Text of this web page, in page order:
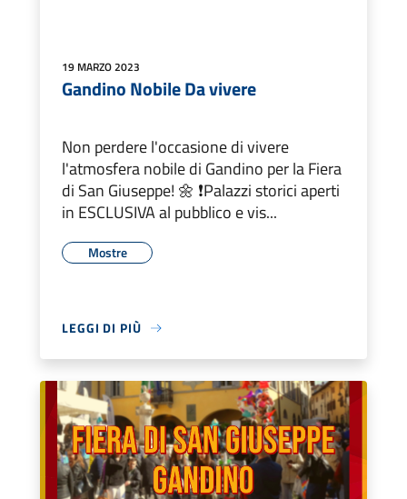
19 MARZO 2023
Gandino Nobile Da vivere
Non perdere l'occasione di vivere
l'atmosfera nobile di Gandino per la Fiera
di San Giuseppe! 🌼 ❗Palazzi storici aperti
in ESCLUSIVA al pubblico e vis...
Mostre
LEGGI DI PIÙ